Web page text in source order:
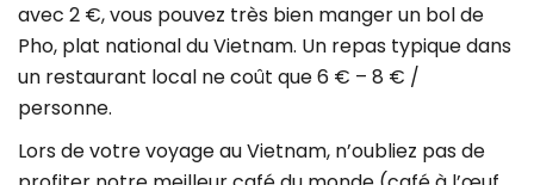
avec 2 €, vous pouvez très bien manger un bol de
Pho, plat national du Vietnam. Un repas typique dans
un restaurant local ne coût que 6 € – 8 € /
personne.
Lors de votre voyage au Vietnam, n’oubliez pas de